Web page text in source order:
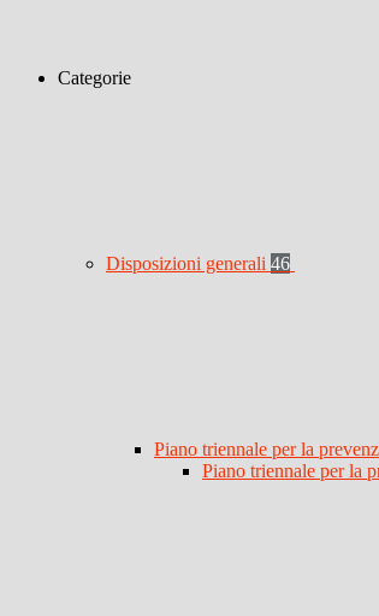
Categorie
Disposizioni generali 46
Piano triennale per la
Piano triennale per la